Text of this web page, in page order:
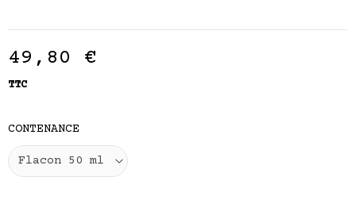
49,80 €
TTC
CONTENANCE